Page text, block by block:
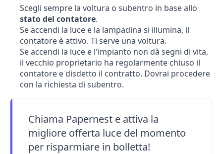
Scegli sempre la voltura o subentro in base allo
stato del contatore.
Se accendi la luce e la lampadina si illumina, il
contatore è attivo. Ti serve una voltura.
Se accendi la luce e l'impianto non dà segni di vita,
il vecchio proprietario ha regolarmente chiuso il
contatore e disdetto il contratto. Dovrai procedere
con la richiesta di subentro.
Chiama Papernest e attiva la
migliore offerta luce del momento
per risparmiare in bolletta!